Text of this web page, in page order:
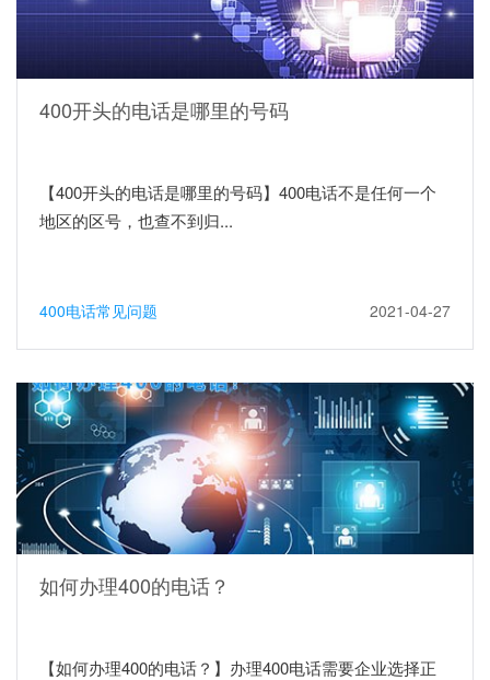
400开头的电话是哪里的号码
【400开头的电话是哪里的号码】400电话不是任何一个
地区的区号，也查不到归...
400电话常见问题 2021-04-27
如何办理400的电话？
【如何办理400的电话？】办理400电话需要企业选择正